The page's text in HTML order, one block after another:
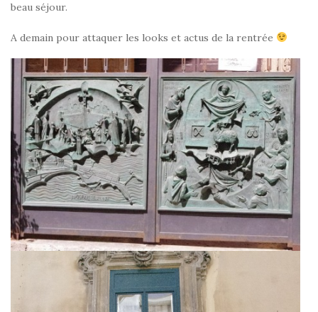
beau séjour.
A demain pour attaquer les looks et actus de la rentrée